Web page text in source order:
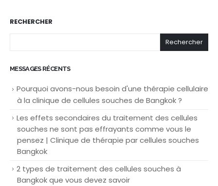
RECHERCHER
Rechercher
MESSAGES RÉCENTS
Pourquoi avons-nous besoin d'une thérapie cellulaire
à la clinique de cellules souches de Bangkok ?
Les effets secondaires du traitement des cellules
souches ne sont pas effrayants comme vous le
pensez | Clinique de thérapie par cellules souches
Bangkok
2 types de traitement des cellules souches à
Bangkok que vous devez savoir